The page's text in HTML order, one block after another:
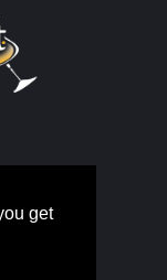
get